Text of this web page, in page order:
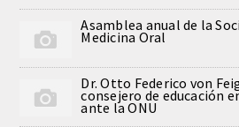
ODONTOLOGIA CONSERVADORA
ORTOGNATIA
Asamblea anual de la
Medicina Oral
Dr. Otto Federico von
consejero de educación
ante la ONU